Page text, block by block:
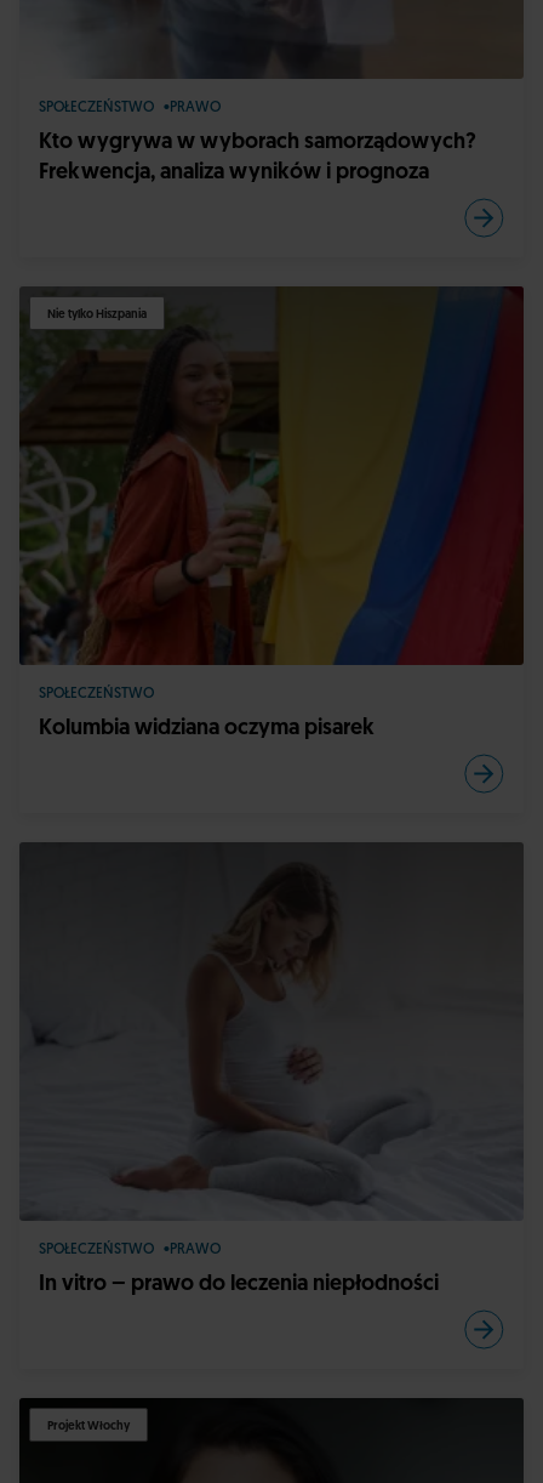
SPOŁECZEŃSTWO PRAWO
Kto wygrywa w wyborach samorządowych?
Frekwencja, analiza wyników i prognoza
Nie tylko Hiszpania
SPOŁECZEŃSTWO
Kolumbia widziana oczyma pisarek
SPOŁECZEŃSTWO PRAWO
In vitro – prawo do leczenia niepłodności
Projekt Włochy